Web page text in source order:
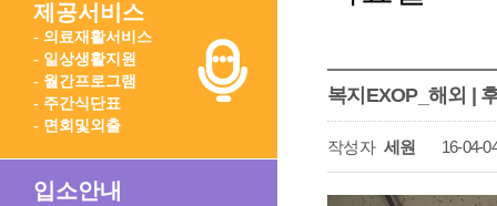
제공서비스
- 의료재활서비스
- 일상생활지원
- 월간프로그램
- 주간식단표
- 면회및외출
입소안내
복지EXOP_해외 |
작성자 세원 16-04-